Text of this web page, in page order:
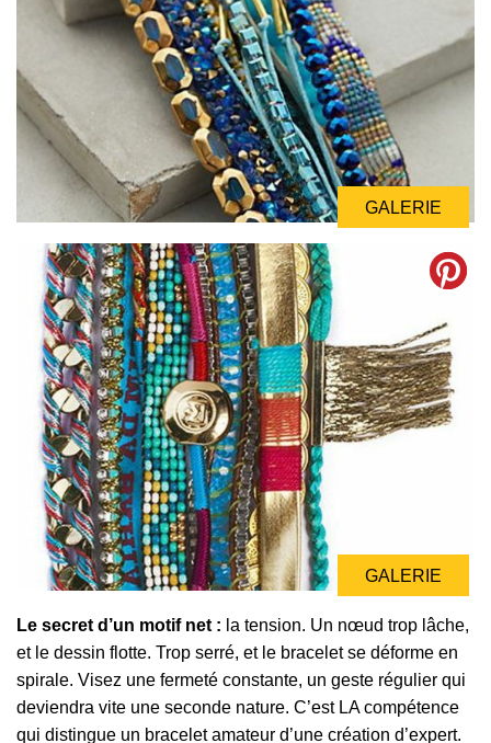
GALERIE
GALERIE
Le secret d’un motif net : la tension. Un nœud trop lâche,
et le dessin flotte. Trop serré, et le bracelet se déforme en
spirale. Visez une fermeté constante, un geste régulier qui
deviendra vite une seconde nature. C’est LA compétence
qui distingue un bracelet amateur d’une création d’expert.